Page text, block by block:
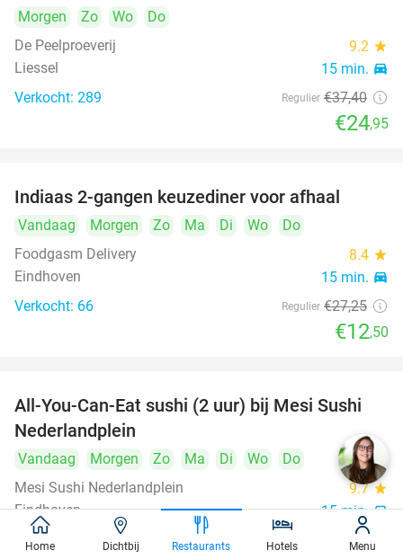
Morgen Zo Wo
Do
De Peelproeverij
9.2 star
Liessel 15 min. directions_car
Verkocht: 289 Regulier €37,40
€24,95
Indiaas 2-gangen keuzediner voor afhaal
Vandaag Morgen Zo Ma Di Wo
Do
Foodgasm Delivery
8.4 star
Eindhoven 15 min. directions_car
Verkocht: 66 Regulier €27,25
€12,50
21%
All-You-Can-Eat sushi (2 uur) bij Mesi Sushi
Nederlandplein
Vandaag Morgen Zo Ma Di Wo
Do
Mesi Sushi Nederlandplein
9.7star
Eindhoven 15 min.directions_car
Verkocht: 451 Regulier ,95
Home Dichtbij Restaurants Hotels Menu